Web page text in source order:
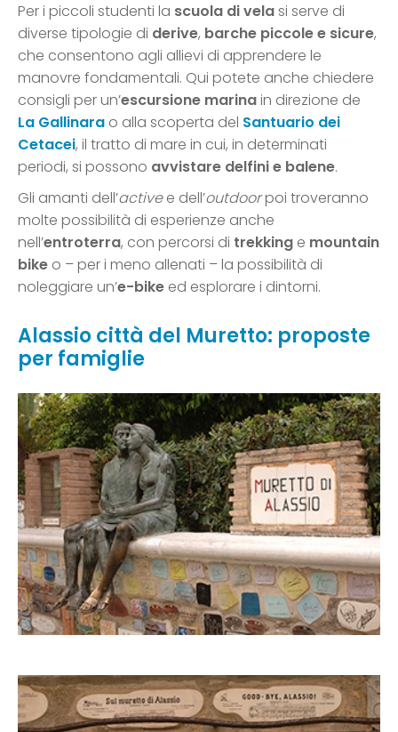
Per i piccoli studenti la scuola di velasi serve di
diverse tipologie di derive, barche piccole e sicure,
che consentono agli allievi di apprendere le
manovre fondamentali. Qui potete anche chiedere
consigli per un’escursione marinain direzione de
La Gallinara o alla scoperta del Santuario dei
Cetacei, il tratto di mare in cui, in determinati
periodi, si possono avvistare delfini e balene.
Gli amanti dell’activee dell’outdoorpoi troveranno
molte possibilità di esperienze anche
nell’entroterra, con percorsi di trekking e mountain
bike o – per i meno allenati – la possibilità di
noleggiare un’e-bike ed esplorare i dintorni.
Alassio città del Muretto: proposte
per famiglie